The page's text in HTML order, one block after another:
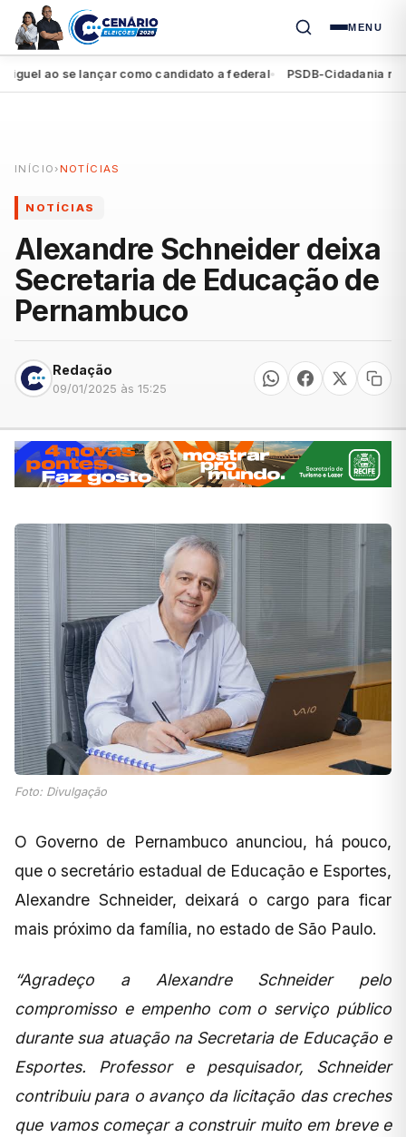
MENU
ao se lançar como candidato a federal● PSDB-Cidadania
INÍCIO › NOTÍCIAS
NOTÍCIAS
Alexandre Schneider deixa
Secretaria de Educação de
Pernambuco
Redação
09/01/2025 às 15:25
Foto: Divulgação
O Governo de Pernambuco anunciou, há pouco,
que o secretário estadual de Educação e Esportes,
Alexandre Schneider, deixará o cargo para ficar
mais próximo da família, no estado de São Paulo.
“Agradeço a Alexandre Schneider pelo
compromisso e empenho com o serviço público
durante sua atuação na Secretaria de Educação e
Esportes. Professor e pesquisador, Schneider
contribuiu para o avanço da licitação das creches
que vamos começar a construir muito em breve e